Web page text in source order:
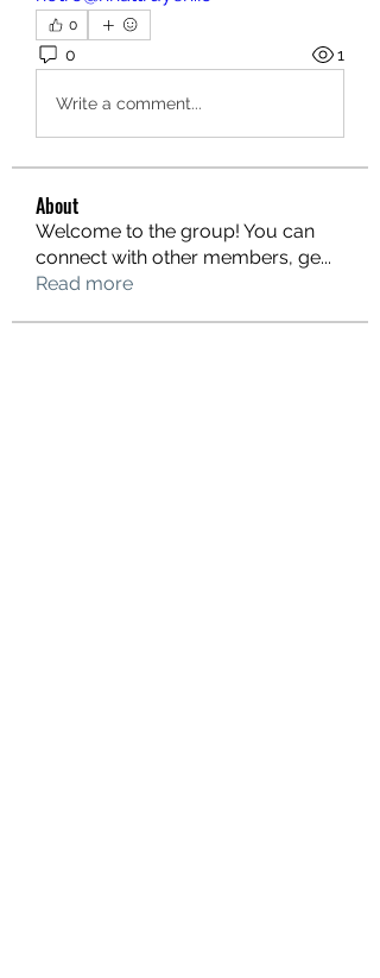
0
0 1
Write a comment...
About
Welcome to the group! You can
connect with other members, ge...
Read more